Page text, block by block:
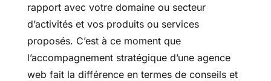
rapport avec votre domaine ou secteur
d’activités et vos produits ou services
proposés. C’est à ce moment que
l’accompagnement stratégique d’une agence
web fait la différence en termes de conseils et